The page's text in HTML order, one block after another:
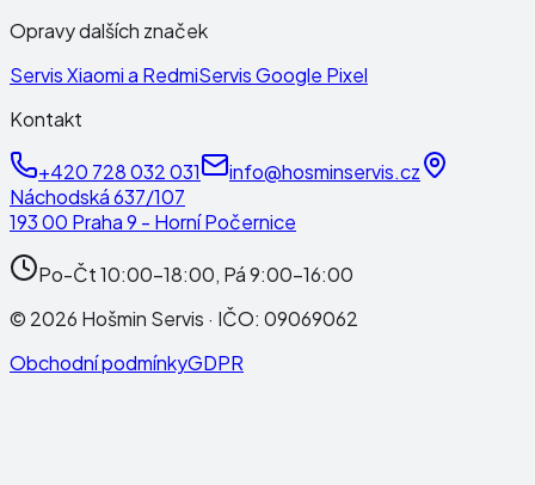
Opravy dalších značek
Servis Xiaomi a RedmiServis Google Pixel
Kontakt
+420 728 032 031
info@hosminservis.cz
Náchodská 637/107
193 00 Praha 9 - Horní Počernice
Po-Čt 10:00-18:00, Pá 9:00-16:00
© 2026 Hošmin Servis · IČO: 09069062
Obchodní podmínkyGDPR